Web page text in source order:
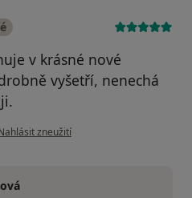
v krásné nové
vyšetří, nenechá
názoru uživatele Pacient
zneužití